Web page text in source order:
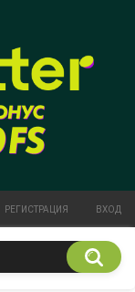
РЕГИСТРАЦИЯ ВХОД